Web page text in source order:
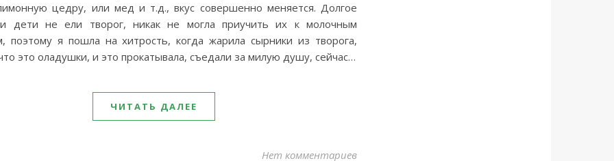
цедру, или мед и т.д., вкус совершенно меняется. Долгое
дети не ели творог, никак не могла приучить их к молочным
поэтому я пошла на хитрость, когда жарила сырники из творога,
это оладушки, и это прокатывала, съедали за милую душу, сейчас…
ЧИТАТЬ ДАЛЕЕ
Нет комментариев